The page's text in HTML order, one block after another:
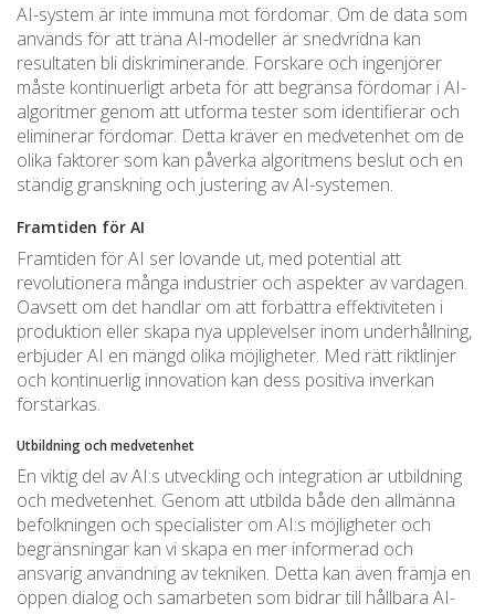
AI-system är inte immuna mot fördomar. Om de data som
används för att träna AI-modeller är snedvridna kan
resultaten bli diskriminerande. Forskare och ingenjörer
måste kontinuerligt arbeta för att begränsa fördomar i AI-
algoritmer genom att utforma tester som identifierar och
eliminerar fördomar. Detta kräver en medvetenhet om de
olika faktorer som kan påverka algoritmens beslut och en
ständig granskning och justering av AI-systemen.
Framtiden för AI
Framtiden för AI ser lovande ut, med potential att
revolutionera många industrier och aspekter av vardagen.
Oavsett om det handlar om att förbättra effektiviteten i
produktion eller skapa nya upplevelser inom underhållning,
erbjuder AI en mängd olika möjligheter. Med rätt riktlinjer
och kontinuerlig innovation kan dess positiva inverkan
förstärkas.
Utbildning och medvetenhet
En viktig del av AI:s utveckling och integration är utbildning
och medvetenhet. Genom att utbilda både den allmänna
befolkningen och specialister om AI:s möjligheter och
begränsningar kan vi skapa en mer informerad och
ansvarig användning av tekniken. Detta kan även främja en
öppen dialog och samarbeten som bidrar till hållbara AI-